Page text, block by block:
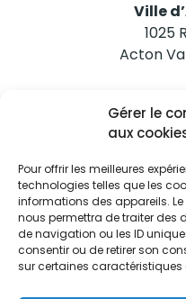
Gérer le
aux
Pour offrir les meilleures
technologies telles que les
informations des appareils.
nous permettra de traiter des
de navigation ou les ID
consentir ou de retirer son
sur certaines caractéristiques
Ville
1025
Acton
Tél.
Abonnez-vous